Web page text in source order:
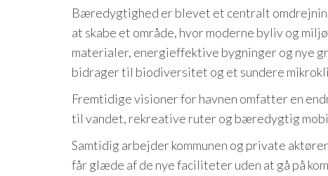
Bæredygtighed er blevet et centralt
at skabe et område, hvor moderne byliv og
materialer, energieffektive bygninger og nye
bidrager til biodiversitet og et sundere
Fremtidige visioner for havnen omfatter en
til vandet, rekreative ruter og bæredygtig
Samtidig arbejder kommunen og private
får glæde af de nye faciliteter uden at gå på